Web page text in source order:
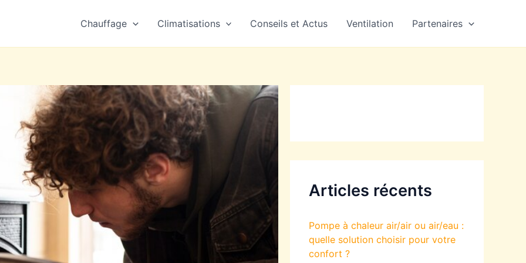
Chauffage Climatisations Conseils et Actus Ventilation Partenaires
Articles récents
Pompe à chaleur air/air ou air/eau :
quelle solution choisir pour votre
confort ?